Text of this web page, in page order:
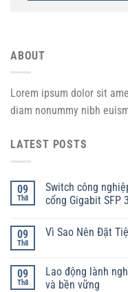
ABOUT
Lorem ipsum dolor sit
diam nonummy nibh
LATEST POSTS
09
Th8
Switch công
cổng Gigabit SFP
09
Th8
Vì Sao Nên Đặt
09
Th8
Lao động lành
và bền vững